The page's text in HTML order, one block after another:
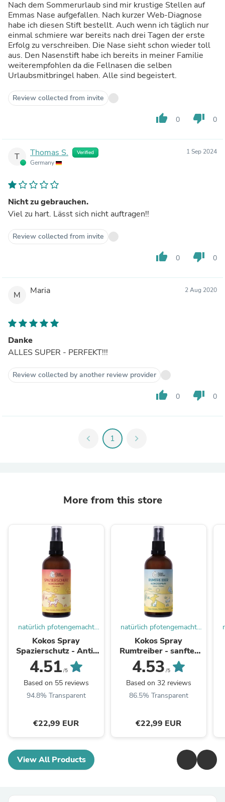
Nach dem Sommerurlaub sind mir krustige Stellen auf
Emmas Nase aufgefallen. Nach kurzer Web-Diagnose
habe ich diesen Stift bestellt. Auch wenn ich täglich nur
einmal schmiere war bereits nach drei Tagen der erste
Erfolg zu verschreiben. Die Nase sieht schon wieder toll
aus. Den Nasenstift habe ich bereits in meiner Familie
weiterempfohlen da die Fellnasen die selben
Urlaubsmitbringel haben. Alle sind begeistert.
Review collected from invite
thumb_up 0 thumb_down 0
T Thomas S. Verified
Germany
1 Sep 2024
Nicht zu gebrauchen.
Viel zu hart. Lässt sich nicht auftragen!!
Review collected from invite
thumb_up 0 thumb_down 0
M Maria 2 Aug 2020
Danke
ALLES SUPER - PERFEKT!!!
Review collected by another review provider
thumb_up 0 thumb_down 0
chevron_left 1 chevron_right
More from this store
natürlich pfotengemacht
GmbH
Kokos Spray
Spazierschutz - Anti-
Zeckenspray
4.51 /5
Based on 55 reviews
94.8% Transparent
€22,99 EUR
natürlich pfotengemacht
GmbH
Kokos Spray
Rumtreiber - sanfter
Zeckenschutz für
Katzen & Welpen
4.53 /5
Based on 32 reviews
86.5% Transparent
€22,99 EUR
View All Products